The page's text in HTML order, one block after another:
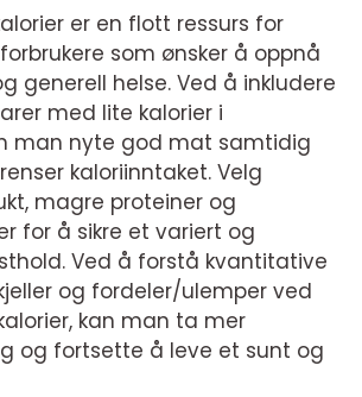
er en flott ressurs for
som ønsker å oppnå
generell helse. Ved å inkludere
med lite kalorier i
man nyte god mat samtidig
kaloriinntaket. Velg
magre proteiner og
for å sikre et variert og
Ved å forstå kvantitative
og fordeler/ulemper ved
kan man ta mer
og fortsette å leve et sunt og